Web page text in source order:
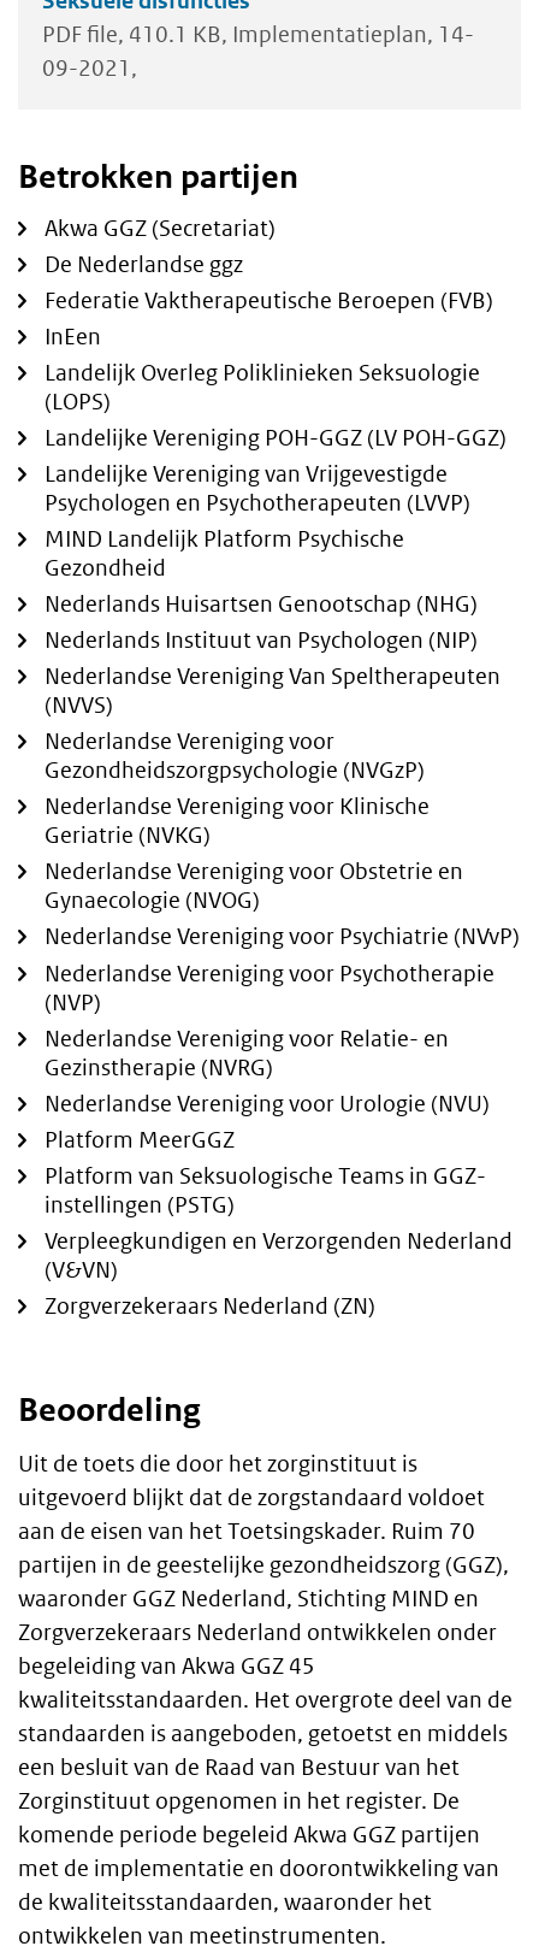
PDF file 410.1 KB Implementatieplan 14-
09-2021
Betrokken partijen
Akwa GGZ (Secretariat)
De Nederlandse ggz
Federatie Vaktherapeutische Beroepen (FVB)
InEen
Landelijk Overleg Poliklinieken Seksuologie
(LOPS)
Landelijke Vereniging POH-GGZ (LV POH-GGZ)
Landelijke Vereniging van Vrijgevestigde
Psychologen en Psychotherapeuten (LVVP)
MIND Landelijk Platform Psychische
Gezondheid
Nederlands Huisartsen Genootschap (NHG)
Nederlands Instituut van Psychologen (NIP)
Nederlandse Vereniging Van Speltherapeuten
(NVVS)
Nederlandse Vereniging voor
Gezondheidszorgpsychologie (NVGzP)
Nederlandse Vereniging voor Klinische
Geriatrie (NVKG)
Nederlandse Vereniging voor Obstetrie en
Gynaecologie (NVOG)
Nederlandse Vereniging voor Psychiatrie (NVvP)
Nederlandse Vereniging voor Psychotherapie
(NVP)
Nederlandse Vereniging voor Relatie- en
Gezinstherapie (NVRG)
Nederlandse Vereniging voor Urologie (NVU)
Platform MeerGGZ
Platform van Seksuologische Teams in GGZ-
instellingen (PSTG)
Verpleegkundigen en Verzorgenden Nederland
(V&VN)
Zorgverzekeraars Nederland (ZN)
Beoordeling
Uit de toets die door het zorginstituut is
uitgevoerd blijkt dat de zorgstandaard voldoet
aan de eisen van het Toetsingskader. Ruim 70
partijen in de geestelijke gezondheidszorg (GGZ),
waaronder GGZ Nederland, Stichting MIND en
Zorgverzekeraars Nederland ontwikkelen onder
begeleiding van Akwa GGZ 45
kwaliteitsstandaarden. Het overgrote deel van de
standaarden is aangeboden, getoetst en middels
een besluit van de Raad van Bestuur van het
Zorginstituut opgenomen in het register. De
komende periode begeleid Akwa GGZ partijen
met de implementatie en doorontwikkeling van
de kwaliteitsstandaarden, waaronder het
ontwikkelen van meetinstrumenten.